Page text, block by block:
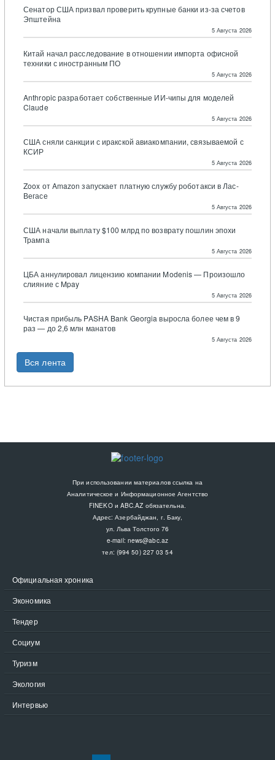
Сенатор США призвал проверить крупные банки из-за счетов
Эпштейна
5 Августа 2026
Китай начал расследование в отношении импорта офисной
техники с иностранным ПО
5 Августа 2026
Anthropic разработает собственные ИИ-чипы для моделей
Claude
5 Августа 2026
США сняли санкции с иракской авиакомпании, связываемой с
КСИР
5 Августа 2026
Zoox от Amazon запускает платную службу роботакси в Лас-
Вегасе
5 Августа 2026
США начали выплату $100 млрд по возврату пошлин эпохи
Трампа
5 Августа 2026
ЦБА аннулировал лицензию компании Modenis — Произошло
слияние с Mpay
5 Августа 2026
Чистая прибыль PASHA Bank Georgia выросла более чем в 9
раз — до 2,6 млн манатов
5 Августа 2026
Вся лента
При использовании материалов ссылка на
Аналитическое и Информационное Агентство
FINEKO и ABC.AZ обязательна.
Адрес: Азербайджан, г. Баку,
ул. Льва Толстого 76
e-mail: news@abc.az
тел: (994 50) 227 03 54
Официальная хроника
Экономика
Тендер
Социум
Туризм
Экология
Интервью